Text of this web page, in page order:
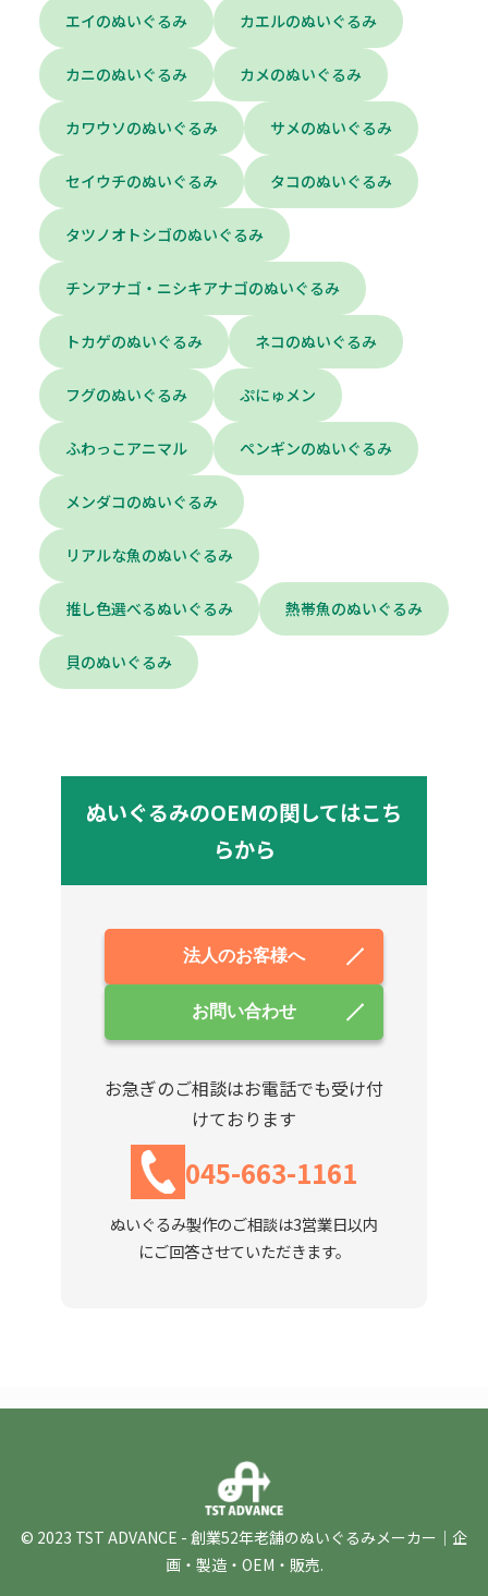
エイのぬいぐるみ カエルのぬいぐるみ
カニのぬいぐるみ カメのぬいぐるみ
カワウソのぬいぐるみ サメのぬいぐるみ
セイウチのぬいぐるみ タコのぬいぐるみ
タツノオトシゴのぬいぐるみ
チンアナゴ・ニシキアナゴのぬいぐるみ
トカゲのぬいぐるみ ネコのぬいぐるみ
フグのぬいぐるみ ぷにゅメン
ふわっこアニマル ペンギンのぬいぐるみ
メンダコのぬいぐるみ
リアルな魚のぬいぐるみ
推し色選べるぬいぐるみ 熱帯魚のぬいぐるみ
貝のぬいぐるみ
ぬいぐるみのOEMの関してはこち
らから
法人のお客様へ
お問い合わせ
お急ぎのご相談はお電話でも受け付
けております
045-663-1161
ぬいぐるみ製作のご相談は3営業日以内
にご回答させていただきます。
© 2023 TST ADVANCE - 創業52年老舗のぬいぐるみメーカー｜企
画・製造・OEM・販売.